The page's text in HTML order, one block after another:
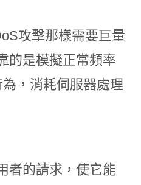
攻擊那樣需要巨量
的是模擬正常頻率
，消耗伺服器處理
者的請求，使它能